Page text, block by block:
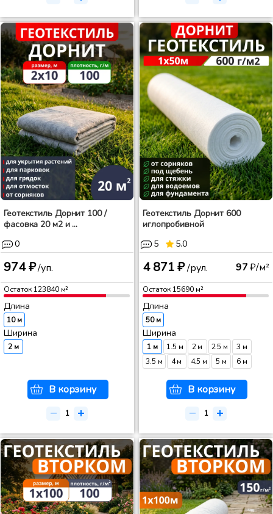
Геотекстиль Дорнит 100 /
фасовка 20 м2 и ...
0
974 ₽/уп.
Остаток 123840м²
Длина
10 м
Ширина
2 м
В корзину
Геотекстиль Дорнит 600
иглопробивной
5
5.0
4 871 ₽/рул. 97₽/м²
Остаток 15690м²
Длина
50 м
Ширина
1 м 1.5 м 2 м 2.5 м
3 м
3.5 м
4 м 4.5 м 5 м 6 м
В корзину